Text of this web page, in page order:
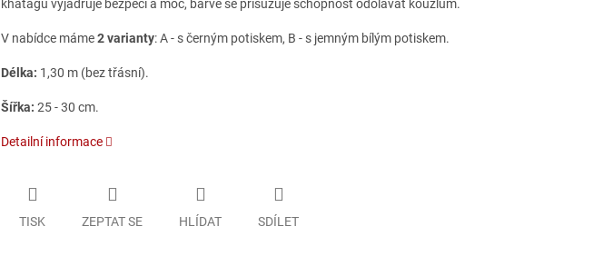
khatagu vyjadřuje bezpečí a moc, barvě se přisuzuje schopnost odolávat kouzlům.
V nabídce máme2 varianty: A - s černým potiskem, B - s jemným bílým potiskem.
Délka: 1,30 m (bez třásní).
Šířka: 25 - 30 cm.
Detailní informace
TISK ZEPTAT SE HLÍDAT SDÍLET